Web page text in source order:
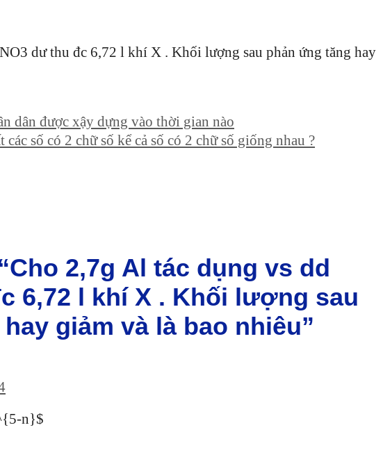
dư thu đc 6,72 l khí X . Khối lượng sau phản ứng tăng hay
dân được xậy dựng vào thời gian nào
số có 2 chữ số kể cả số có 2 chữ số giống nhau ?
2,7g Al tác dụng vs dd
6,72 l khí X . Khối lượng sau
giảm và là bao nhiêu”
n}$